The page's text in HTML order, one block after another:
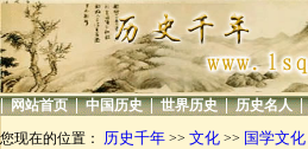
| 网站首页 | 中国历史 | 世界历史 | 历史名人 |
您现在的位置： 历史千年 >> 文化 >> 国学文化